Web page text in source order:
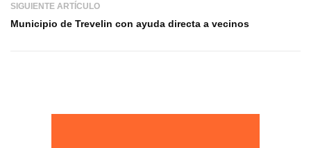
SIGUIENTE ARTÍCULO
Municipio de Trevelin con ayuda directa a vecinos